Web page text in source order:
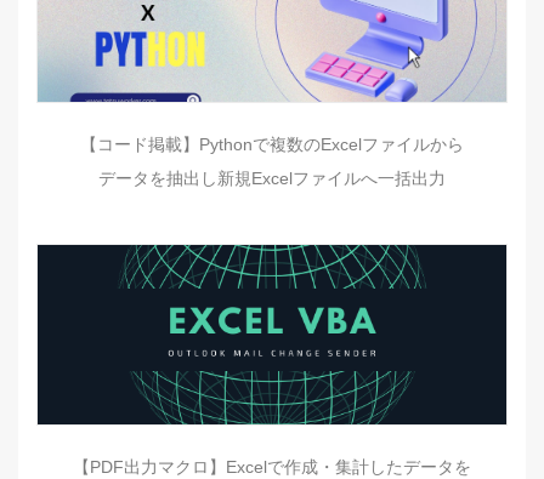
【コード掲載】Pythonで複数のExcelファイルから
データを抽出し新規Excelファイルへ一括出力
【PDF出力マクロ】Excelで作成・集計したデータを